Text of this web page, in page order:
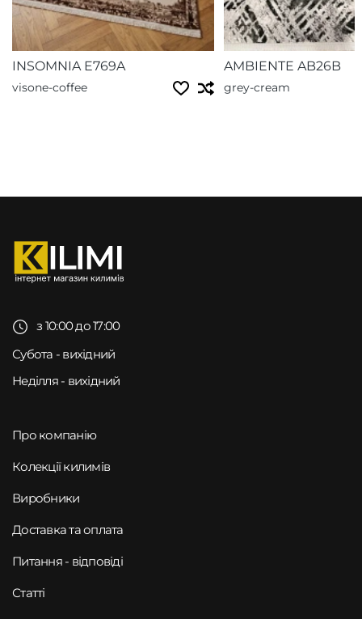
INSOMNIA E769A
visone-coffee
AMBIENTE AB26B
grey-cream
з 10:00 до 17:00
Субота - вихідний
Неділля - вихідний
Про компанію
Колекції килимів
Виробники
Доставка та оплата
Питання - відповіді
Статті